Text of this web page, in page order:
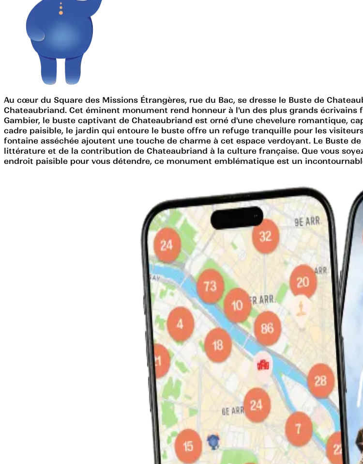
Au cœur du Square des Missions Étrangères, rue du Bac, se dresse le Buste de
Chateaubriand. Cet éminent monument rend honneur à l'un des plus grands écrivains
Gambier, le buste captivant de Chateaubriand est orné d'une chevelure romantique,
cadre paisible, le jardin qui entoure le buste offre un refuge tranquille pour les
fontaine asséchée ajoutent une touche de charme à cet espace verdoyant. Le Buste
littérature et de la contribution de Chateaubriand à la culture française. Que vous
endroit paisible pour vous détendre, ce monument emblématique est un